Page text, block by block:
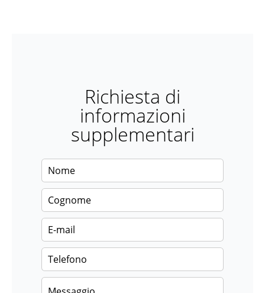
Richiesta di
informazioni
supplementari